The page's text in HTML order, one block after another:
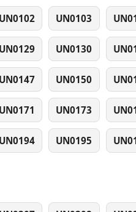
UN0102 UN0103
UN0129 UN0130
UN0147 UN0150
UN0171 UN0173
UN0194 UN0195